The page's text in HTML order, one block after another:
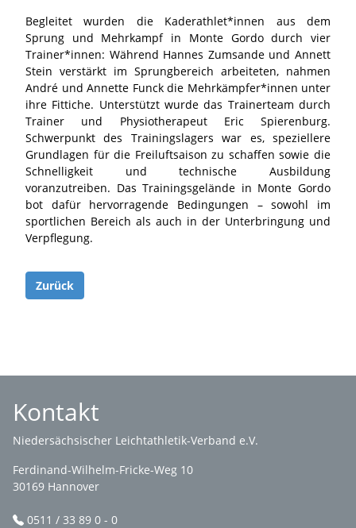
Begleitet wurden die Kaderathlet*innen aus dem
Sprung und Mehrkampf in Monte Gordo durch vier
Trainer*innen: Während Hannes Zumsande und Annett
Stein verstärkt im Sprungbereich arbeiteten, nahmen
André und Annette Funck die Mehrkämpfer*innen unter
ihre Fittiche. Unterstützt wurde das Trainerteam durch
Trainer und Physiotherapeut Eric Spierenburg.
Schwerpunkt des Trainingslagers war es, speziellere
Grundlagen für die Freiluftsaison zu schaffen sowie die
Schnelligkeit und technische Ausbildung
voranzutreiben. Das Trainingsgelände in Monte Gordo
bot dafür hervorragende Bedingungen – sowohl im
sportlichen Bereich als auch in der Unterbringung und
Verpflegung.
Zurück
Kontakt
Niedersächsischer Leichtathletik-Verband e.V.
Ferdinand-Wilhelm-Fricke-Weg 10
30169 Hannover
0511 / 33 89 0 - 0